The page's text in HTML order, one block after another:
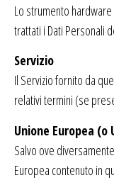
Lo strumento
trattati i Dati Personali
Servizio
Il Servizio fornito da
relativi termini (se
Unione Europea (o
Salvo ove
Europea contenuto in